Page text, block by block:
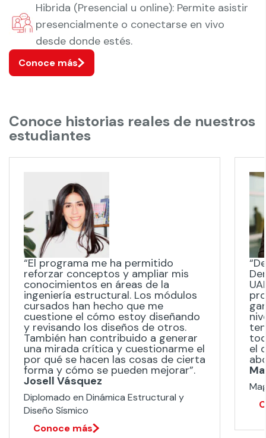
Hibrida (Presencial u online): Permite asistir
presencialmente o conectarse en vivo
desde donde estés.
Conoce más
Conoce historias reales de nuestros
estudiantes
“El programa me ha permitido
reforzar conceptos y ampliar mis
conocimientos en áreas de la
ingeniería estructural. Los módulos
cursados han hecho que me
cuestione el cómo estoy diseñando
y revisando los diseños de otros.
También han contribuido a generar
una mirada crítica y cuestionarme el
por qué se hacen las cosas de cierta
forma y cómo se pueden mejorar”.
Josell Vásquez
Diplomado en Dinámica Estructural y
Diseño Sísmico​
Conoce más
el